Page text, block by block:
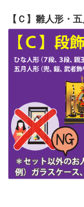
第49回人形
第48回人形
第47回人形
第46回人形
第45回人形
第44回人形
第43回人形
【Ｃ】雛人形・